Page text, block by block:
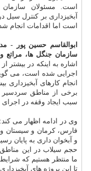
است. مسئولان سازمان
آبخیزداری بر كنترل سیل
است اما اقدامات انجام
ابوالقاسم حسین پور -
سازمان جنگل ها، مراتع
اجرایی شده است، می
انجام كارهای آبخیزداری
برخی از مناطق
سبب ایجاد وقفه در
وی در ادامه اظهار می
فارس، كرمان و سیستان و
و آبخوان داری به پایان
حجم سیلاب در این مناطق
ما منتظر هستیم كه
تا این پروژه های